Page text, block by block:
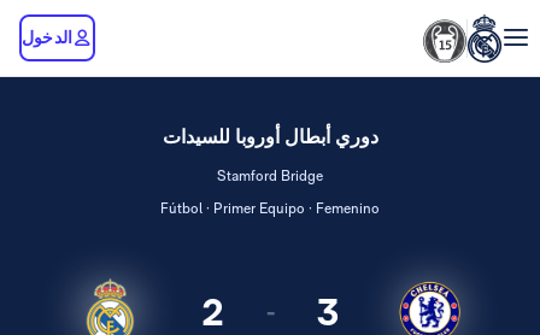
الدخول
دوري أبطال أوروبا للسيدات
Stamford Bridge
Fútbol · Primer Equipo · Femenino
3
-
2